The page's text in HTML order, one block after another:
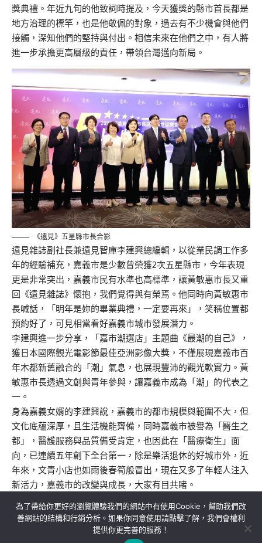
獎典禮。年近九旬的他致詞時提及，今天獲獎的縣市首長都是
地方治理的標竿，也是他敬佩的對象，過去有不少機會與他們
接觸，深知他們的堅持與付出。相信未來在他們之中，有人將
進一步承擔更高層級的責任，帶領台灣邁向新局。
《遠見》五星縣市長合影
遠見雜誌副社長兼遠見智庫李建興總編輯，以從業民調工作多
年的經驗補充，嘉義市是少數曾榮獲2次五星縣市，今年表現
更是非常突出，嘉義市民有水準也高標準，讓黃敏惠市長又重
回《遠見雜誌》懷抱，我們覺得與有榮焉。他同時向黃敏惠市
長喊話，「明年是妳的畢業典禮，一定要再來」，笑稱位置都
預約好了，可見相當看好嘉義市城市發展潛力。
李建興進一步分享，「嘉市潮選店」主題曲《最潮的自己》，
獲日本國際觀光電影節最佳亞洲影像大獎，不僅展現嘉義市百
年木都新舊融合的「潮」氣息，也展現豐沛的觀光軟實力。黃
敏惠市長透過文創與青年參與，讓嘉義市成為「潮」的代表之
一。
身為嘉義女婿的李建興說，嘉義市的都市規模與範圍不大，但
文化底蘊深厚，且生活機能齊備，同時嘉義市被譽為「醫生之
都」，醫護服務與品質備受肯定，也因此在「醫療衛生」面
向，已連續五年創下全台第一，除是樂活退休的好城市外，近
年來，文青小店也如雨後春筍般冒出，現在又多了年輕人注入
新活力，嘉義市的改變與成長，大家有目共睹。
關於我們 隱私權政策 聯絡我們
為了帶給你更好的瀏覽體驗我們的網站中有使用Cookie，幫助我們改
善網站的結構和行銷分析。如果你同意使用請點擊了解，我們會權利
提供你更完善的服務！